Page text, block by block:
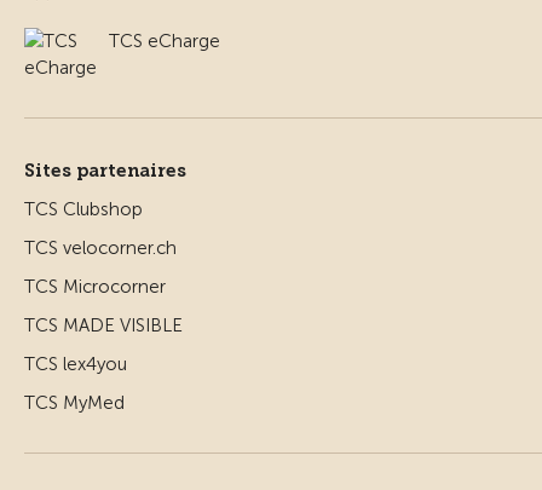
TCS eCharge
Sites partenaires
TCS Clubshop
TCS velocorner.ch
TCS Microcorner
TCS MADE VISIBLE
TCS lex4you
TCS MyMed